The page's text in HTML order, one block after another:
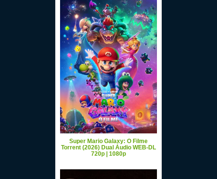
Super Mario Galaxy: O Filme
Torrent (2026) Dual Áudio WEB-DL
720p | 1080p